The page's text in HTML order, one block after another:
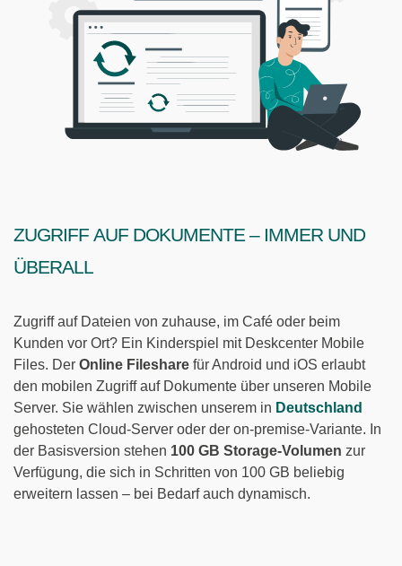
Zugriff auf Dokumente – immer und
überall
Zugriff auf Dateien von zuhause, im Café oder beim
Kunden vor Ort? Ein Kinderspiel mit Deskcenter Mobile
Files. Der Online Fileshare für Android und iOS erlaubt
den mobilen Zugriff auf Dokumente über unseren Mobile
Server. Sie wählen zwischen unserem in Deutschland
gehosteten Cloud-Server oder der on-premise-Variante. In
der Basisversion stehen 100 GB Storage-Volumen zur
Verfügung, die sich in Schritten von 100 GB beliebig
erweitern lassen – bei Bedarf auch dynamisch.